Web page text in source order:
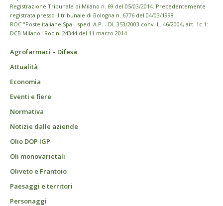
Registrazione Tribunale di Milano n. 69 del 05/03/2014. Precedentemente
registrata presso il tribunale di Bologna n. 6776 del 04/03/1998
ROC "Poste italiane Spa - sped. A.P. - DL 353/2003 conv. L. 46/2004, art. 1c.1:
DCB Milano" Roc n. 24344 del 11 marzo 2014
Agrofarmaci – Difesa
Attualità
Economia
Eventi e fiere
Normativa
Notizie dalle aziende
Olio DOP IGP
Oli monovarietali
Oliveto e Frantoio
Paesaggi e territori
Personaggi